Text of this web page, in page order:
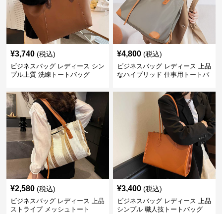
¥3,740 (税込)
ビジネスバッグ レディース シン
プル上質 洗練トートバッグ
¥4,800 (税込)
ビジネスバッグ レディース 上品
なハイブリッド 仕事用トートバ
¥2,580 (税込)
ビジネスバッグ レディース 上品
ストライプ メッシュトート
¥3,400 (税込)
ビジネスバッグ レディース 上品
シンプル 職人技トートバッグ